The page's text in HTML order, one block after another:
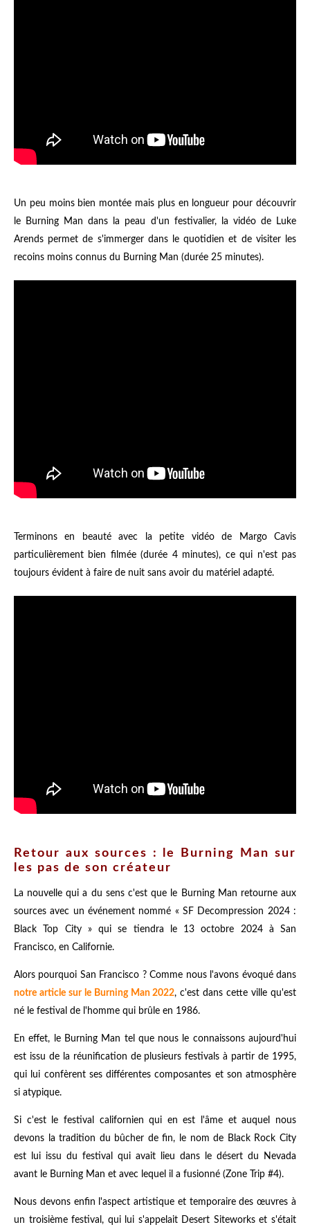
Un peu moins bien montée mais plus en longueur pour découvrir
le Burning Man dans la peau d'un festivalier, la vidéo de Luke
Arends permet de s'immerger dans le quotidien et de visiter les
recoins moins connus du Burning Man (durée 25 minutes).
Terminons en beauté avec la petite vidéo de Margo Cavis
particulièrement bien filmée (durée 4 minutes), ce qui n'est pas
toujours évident à faire de nuit sans avoir du matériel adapté.
Retour aux sources : le Burning Man sur
les pas de son créateur
La nouvelle qui a du sens c'est que le Burning Man retourne aux
sources avec un événement nommé « SF Decompression 2024 :
Black Top City » qui se tiendra le 13 octobre 2024 à San
Francisco, en Californie.
Alors pourquoi San Francisco ? Comme nous l'avons évoqué dans
notre article sur le Burning Man 2022, c'est dans cette ville qu'est
né le festival de l'homme qui brûle en 1986.
En effet, le Burning Man tel que nous le connaissons aujourd'hui
est issu de la réunification de plusieurs festivals à partir de 1995,
qui lui confèrent ses différentes composantes et son atmosphère
si atypique.
Si c'est le festival californien qui en est l'âme et auquel nous
devons la tradition du bûcher de fin, le nom de Black Rock City
est lui issu du festival qui avait lieu dans le désert du Nevada
avant le Burning Man et avec lequel il a fusionné (Zone Trip #4).
Nous devons enfin l'aspect artistique et temporaire des œuvres à
un troisième festival, qui lui s'appelait Desert Siteworks et s'était